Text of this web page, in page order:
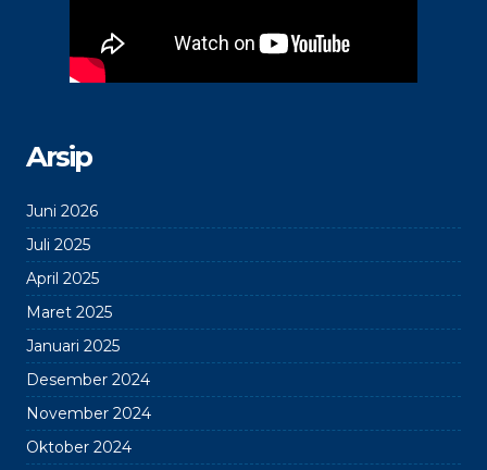
Arsip
Juni 2026
Juli 2025
April 2025
Maret 2025
Januari 2025
Desember 2024
November 2024
Oktober 2024